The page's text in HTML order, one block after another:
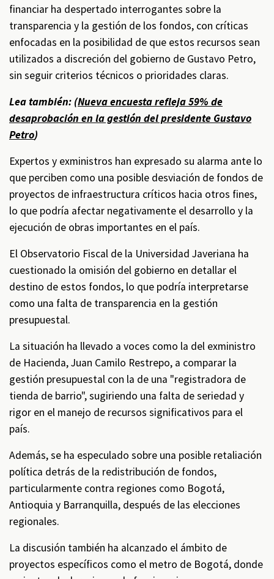
financiar ha despertado interrogantes sobre la
transparencia y la gestión de los fondos, con críticas
enfocadas en la posibilidad de que estos recursos sean
utilizados a discreción del gobierno de Gustavo Petro,
sin seguir criterios técnicos o prioridades claras.
Lea también: (Nueva encuesta refleja 59% de
desaprobación en la gestión del presidente Gustavo
Petro)
Expertos y exministros han expresado su alarma ante lo
que perciben como una posible desviación de fondos de
proyectos de infraestructura críticos hacia otros fines,
lo que podría afectar negativamente el desarrollo y la
ejecución de obras importantes en el país.
El Observatorio Fiscal de la Universidad Javeriana ha
cuestionado la omisión del gobierno en detallar el
destino de estos fondos, lo que podría interpretarse
como una falta de transparencia en la gestión
presupuestal.
La situación ha llevado a voces como la del exministro
de Hacienda, Juan Camilo Restrepo, a comparar la
gestión presupuestal con la de una "registradora de
tienda de barrio", sugiriendo una falta de seriedad y
rigor en el manejo de recursos significativos para el
país.
Además, se ha especulado sobre una posible retaliación
política detrás de la redistribución de fondos,
particularmente contra regiones como Bogotá,
Antioquia y Barranquilla, después de las elecciones
regionales.
La discusión también ha alcanzado el ámbito de
proyectos específicos como el metro de Bogotá, donde